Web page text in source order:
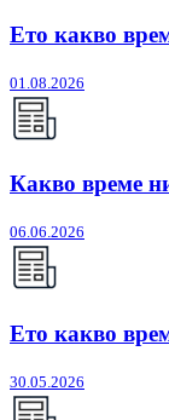
Ето какво
01.08.2026
Какво време
06.06.2026
Ето какво
30.05.2026